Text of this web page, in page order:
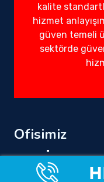
kalite
hizmet
güven temeli
sektörde
Ofisimiz
Tüm Türkiye